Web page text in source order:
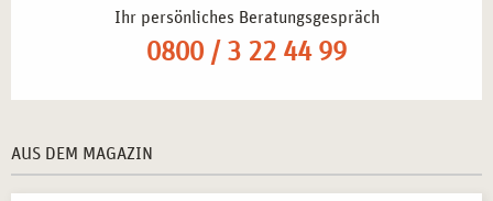
Ihr persönliches Beratungsgespräch
0800 / 3 22 44 99
AUS DEM MAGAZIN